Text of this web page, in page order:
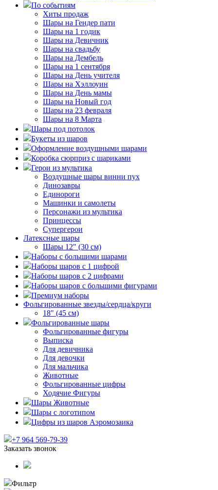
По событиям
Хиты продаж
Шары на Гендер пати
Шары на 1 годик
Шары на Девичник
Шары на свадьбу
Шары на Дембель
Шары на 1 сентября
Шары на День учителя
Шары на Хэллоуин
Шары на День мамы
Шары на Новый год
Шары на 23 февраля
Шары на 8 Марта
Шары под потолок
Букеты из шаров
Оформление воздушными шарами
Коробка сюрприз с шариками
Герои из мультика
Воздушные шары винни пух
Динозавры
Единороги
Машинки и самолеты
Персонажи из мультика
Принцессы
Супергерои
Латексные шары
Шары 12" (30 см)
Наборы с большими шарами
Наборы шаров с 1 цифрой
Наборы шаров с 2 цифрами
Наборы шаров с большими фигурами
Премиум наборы
Фольгированные звезды/сердца/круги
18" (45 см)
Фольгированные шары
Фольгированные фигуры
Выписка
Для девичника
Для девочки
Для мальчика
Животные
Фольгированные цифры
Ходячие Фигуры
Шары Животные
Шары с логотипом
Цифры из шаров Аэромозаика
+7 964 569-79-39
Заказать звонок
Фильтр